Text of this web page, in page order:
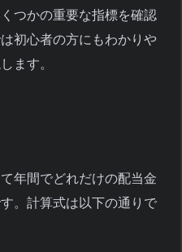
つかの重要な指標を確認
初心者の方にもわかりや
ます。
年間でどれだけの配当金
。計算式は以下の通りで